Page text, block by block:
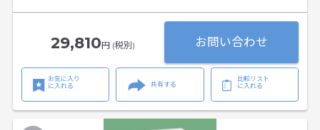
29,810円 (税別) お問い合わせ
お気に入り
に入れる
共有する
比較リスト
に入れる